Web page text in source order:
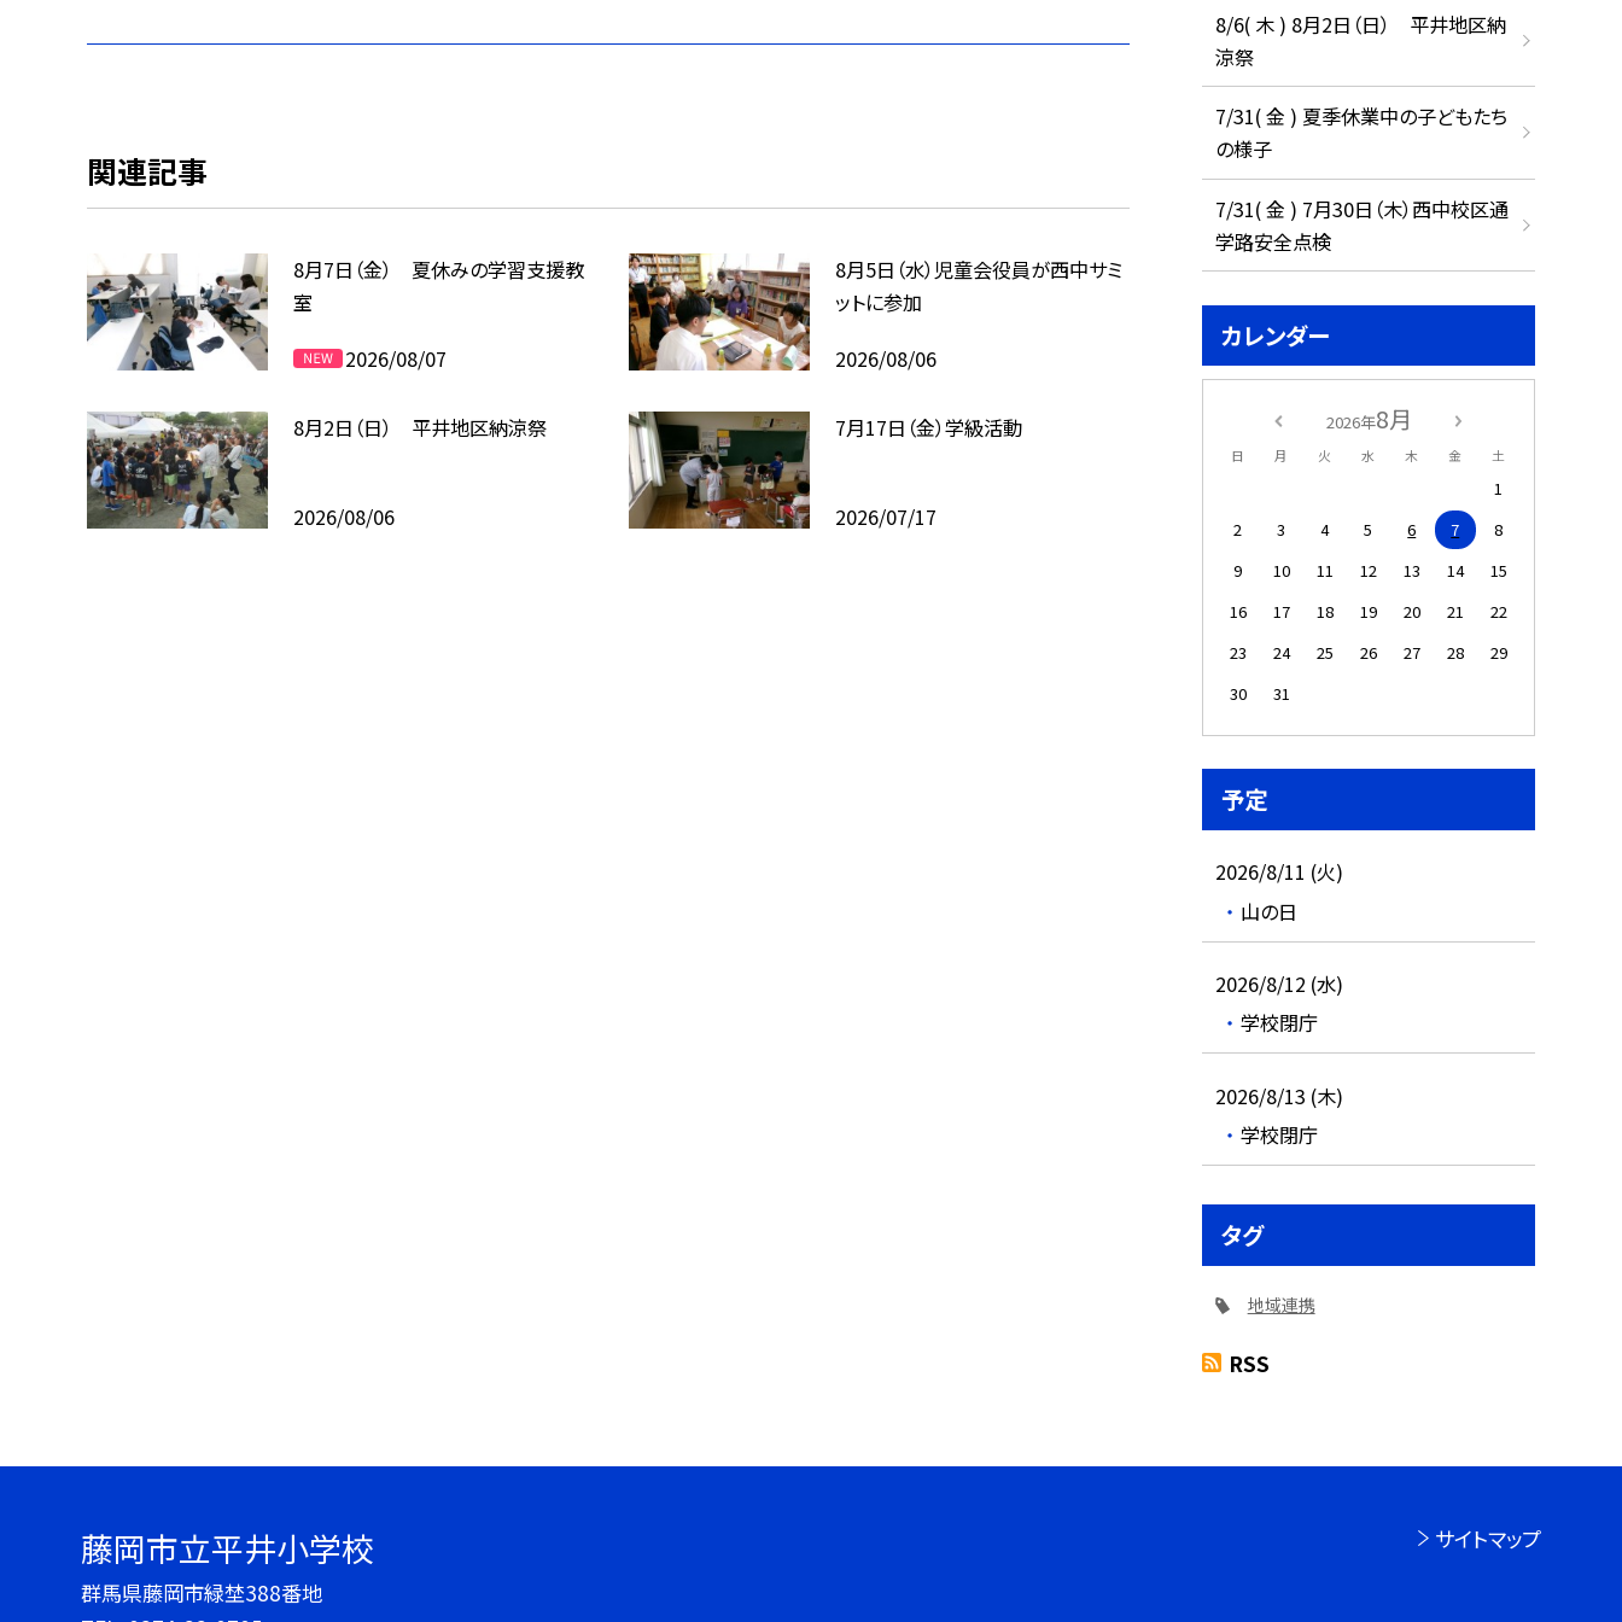
関連記事
8月7日（金） 夏休みの学習支援教
室
2026/08/07
8月5日（水）児童会役員が西中サミ
ットに参加
2026/08/06
8月2日（日） 平井地区納涼祭
2026/08/06
7月17日（金）学級活動
2026/07/17
8/6( 木 ) 8月2日（日） 平井地区納
涼祭
7/31( 金 ) 夏季休業中の子どもたち
の様子
7/31( 金 ) 7月30日（木）西中校区通
学路安全点検
カレンダー
2026年8月
日 月 火 水 木 金 土
1
2
3 4 5 6 7
8
9
10 11 12 13 14
15
16
17 18 19 20 21
22
23
24 25 26 27 28
29
30
31
予定
2026/8/11 (火)
山の日
2026/8/12 (水)
学校閉庁
2026/8/13 (木)
学校閉庁
タグ
地域連携
RSS
藤岡市立平井小学校
群馬県藤岡市緑埜388番地
サイトマップ